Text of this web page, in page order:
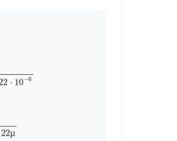
⋅ 10−6
22µ